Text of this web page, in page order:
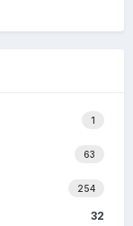
1
63
254
32